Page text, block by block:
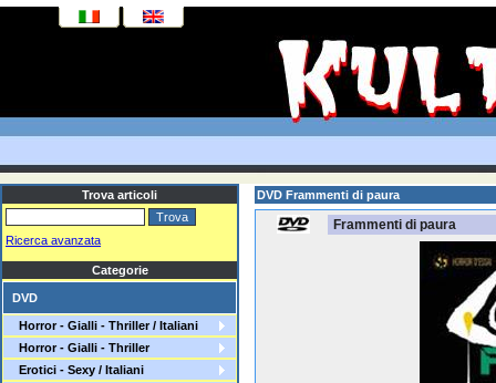
Trova articoli
Ricerca avanzata
Categorie
DVD
Horror - Gialli - Thriller / Italiani
Horror - Gialli - Thriller
Erotici - Sexy / Italiani
DVD Frammenti di paura
Frammenti di paura